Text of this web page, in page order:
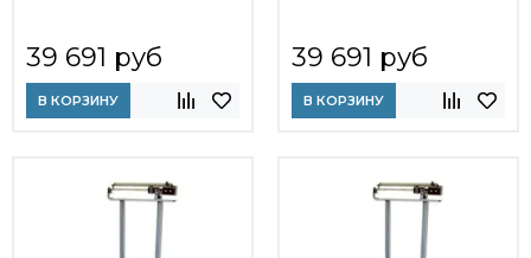
39 691 руб
В КОРЗИНУ
39 691 руб
В КОРЗИНУ